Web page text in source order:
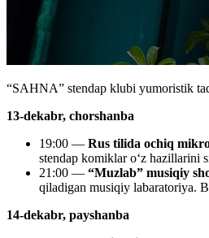
“SAHNA” stendap klubi yumoristik
13-dekabr, chorshanba
19:00 — Rus tilida ochiq
stendap komiklar oʻz hazillarini
21:00 — “Muzlab” musiqiy
qiladigan musiqiy labaratoriya.
14-dekabr, payshanba